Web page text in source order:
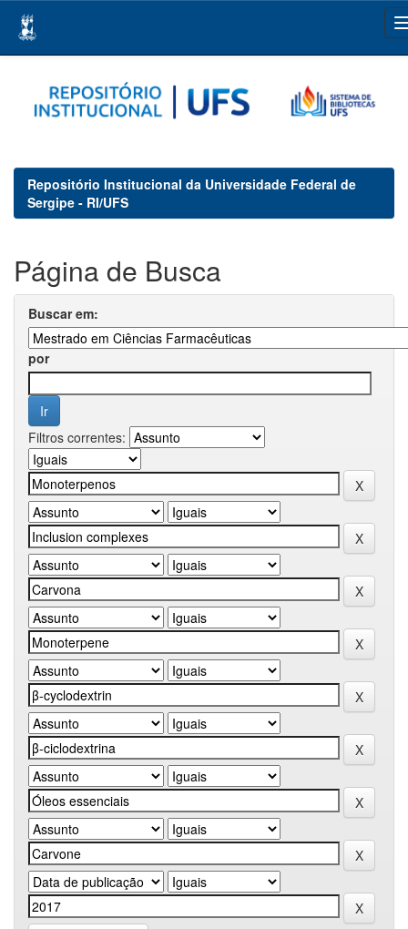
navigation
Repositório Institucional da Universidade Federal de
Sergipe - RI/UFS
Página de Busca
Buscar em:
por
Filtros correntes: